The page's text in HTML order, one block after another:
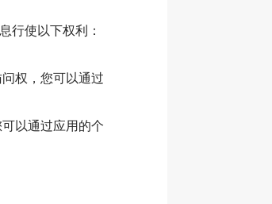
行使以下权利：
权，您可以通过
以通过应用的个